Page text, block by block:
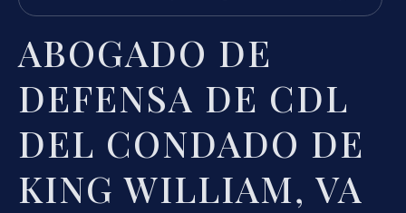
ABOGADO DE
DEFENSA DE CDL
DEL CONDADO DE
KING WILLIAM, VA